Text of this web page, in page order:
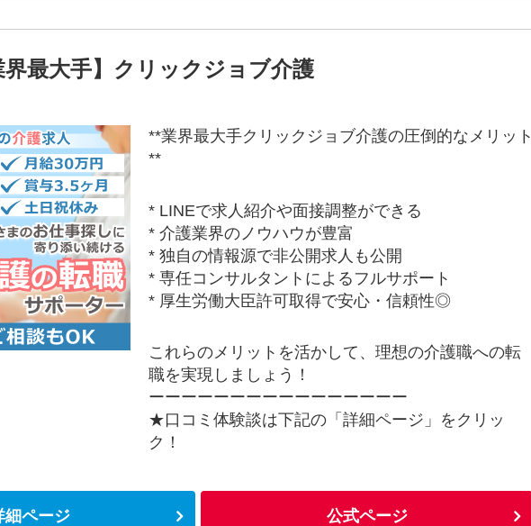
最大手】クリックジョブ介護
**業界最大手クリックジョブ介護の圧倒的なメリット
**
* LINEで求人紹介や面接調整ができる
* 介護業界のノウハウが豊富
* 独自の情報源で非公開求人も公開
* 専任コンサルタントによるフルサポート
* 厚生労働大臣許可取得で安心・信頼性◎
これらのメリットを活かして、理想の介護職への転
職を実現しましょう！
ーーーーーーーーーーーーーーーー
★口コミ体験談は下記の「詳細ページ」をクリッ
ク！
細ページ 公式ページ